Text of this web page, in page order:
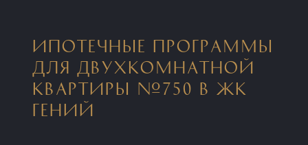
ИПОТЕЧНЫЕ ПРОГРАММЫ
ДЛЯ ДВУХКОМНАТНОЙ
КВАРТИРЫ №750 В ЖК
ГЕНИЙ